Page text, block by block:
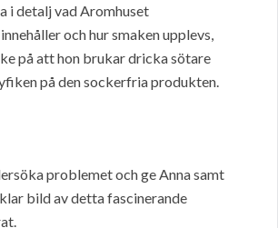
i detalj vad Aromhuset
innehåller och hur smaken upplevs,
på att hon brukar dricka sötare
på den sockerfria produkten.
problemet och ge Anna samt
bild av detta fascinerande